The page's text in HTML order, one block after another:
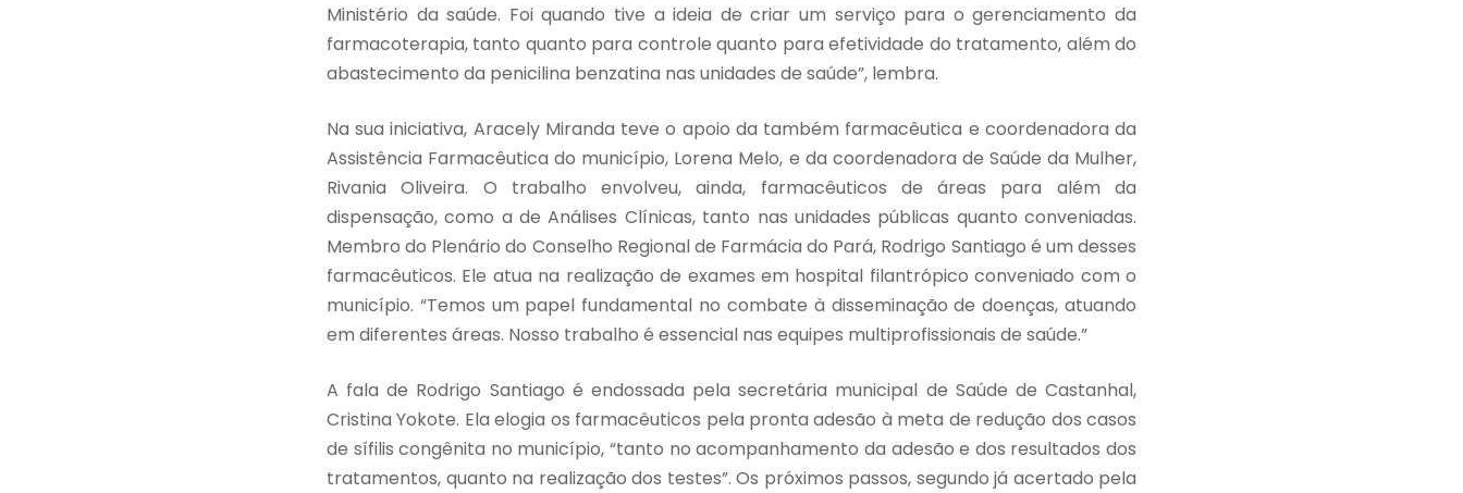
Ministério da saúde. Foi quando tive a ideia de criar um serviço para o gerenciamento da
farmacoterapia, tanto quanto para controle quanto para efetividade do tratamento, além do
abastecimento da penicilina benzatina nas unidades de saúde”, lembra.
Na sua iniciativa, Aracely Miranda teve o apoio da também farmacêutica e coordenadora da
Assistência Farmacêutica do município, Lorena Melo, e da coordenadora de Saúde da Mulher,
Rivania Oliveira. O trabalho envolveu, ainda, farmacêuticos de áreas para além da
dispensação, como a de Análises Clínicas, tanto nas unidades públicas quanto conveniadas.
Membro do Plenário do Conselho Regional de Farmácia do Pará, Rodrigo Santiago é um desses
farmacêuticos. Ele atua na realização de exames em hospital filantrópico conveniado com o
município. “Temos um papel fundamental no combate à disseminação de doenças, atuando
em diferentes áreas. Nosso trabalho é essencial nas equipes multiprofissionais de saúde.”
A fala de Rodrigo Santiago é endossada pela secretária municipal de Saúde de Castanhal,
Cristina Yokote. Ela elogia os farmacêuticos pela pronta adesão à meta de redução dos casos
de sífilis congênita no município, “tanto no acompanhamento da adesão e dos resultados dos
tratamentos, quanto na realização dos testes”. Os próximos passos, segundo já acertado pela